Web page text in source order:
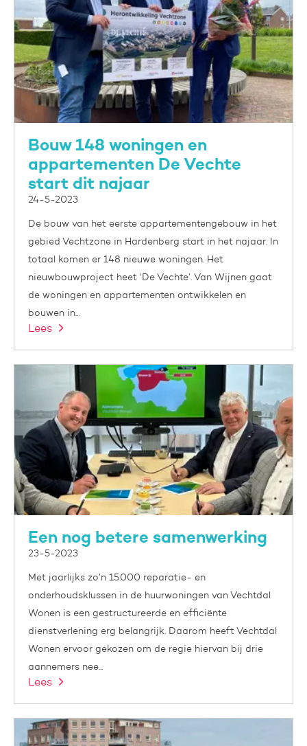
Bouw 148 woningen en
appartementen De Vechte
start dit najaar
24-5-2023
De bouw van het eerste appartementengebouw in het
gebied Vechtzone in Hardenberg start in het najaar. In
totaal komen er 148 nieuwe woningen. Het
nieuwbouwproject heet ‘De Vechte’. Van Wijnen gaat
de woningen en appartementen ontwikkelen en
bouwen in...
Lees
Een nog betere samenwerking
23-5-2023
Met jaarlijks zo’n 15.000 reparatie- en
onderhoudsklussen in de huurwoningen van Vechtdal
Wonen is een gestructureerde en efficiënte
dienstverlening erg belangrijk. Daarom heeft Vechtdal
Wonen ervoor gekozen om de regie hiervan bij drie
aannemers nee...
Lees